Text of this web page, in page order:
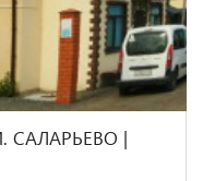
САЛАРЬЕВО |